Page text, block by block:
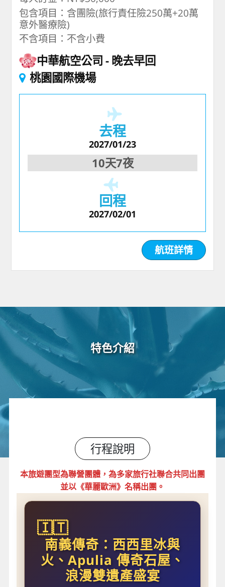
包含項目：含團險(旅行責任險250萬+20萬
意外醫療險)
不含項目：不含小費
中華航空公司
晚去早回
桃園國際機場
去程
2027/01/23
10天7夜
回程
2027/02/01
航班詳情
特色介紹
行程說明
本旅遊團型為聯營團體，為多家旅行社聯合共同出團
並以《華麗歐洲》名稱出團。
🇮🇹
南義傳奇：西西里冰與
火、Apulia 傳奇石屋、
浪漫雙遺產盛宴